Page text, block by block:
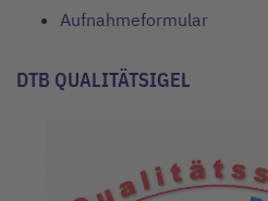
Aufnahmeformular
DTB QUALITÄTSIGEL